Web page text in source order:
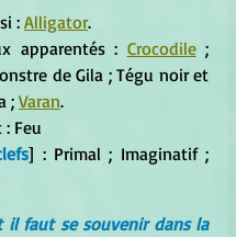
:
Alligator.
apparentés :
Crocodile
de Gila ; Tégu noir et
; Varan.
: Feu
] : Primal ; Imaginatif ;
il faut se souvenir dans la